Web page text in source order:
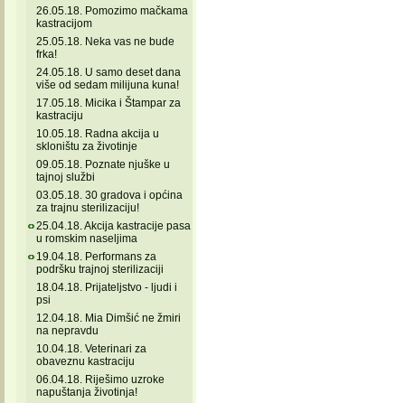
26.05.18. Pomozimo mačkama
kastracijom
25.05.18. Neka vas ne bude
frka!
24.05.18. U samo deset dana
više od sedam milijuna kuna!
17.05.18. Micika i Štampar za
kastraciju
10.05.18. Radna akcija u
skloništu za životinje
09.05.18. Poznate njuške u
tajnoj službi
03.05.18. 30 gradova i općina
za trajnu sterilizaciju!
25.04.18. Akcija kastracije pasa
u romskim naseljima
19.04.18. Performans za
podršku trajnoj sterilizaciji
18.04.18. Prijateljstvo - ljudi i
psi
12.04.18. Mia Dimšić ne žmiri
na nepravdu
10.04.18. Veterinari za
obaveznu kastraciju
06.04.18. Riješimo uzroke
napuštanja životinja!